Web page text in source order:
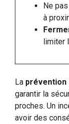
Ne
à
limiter
La prévention
garantir la
proches. Un
avoir des